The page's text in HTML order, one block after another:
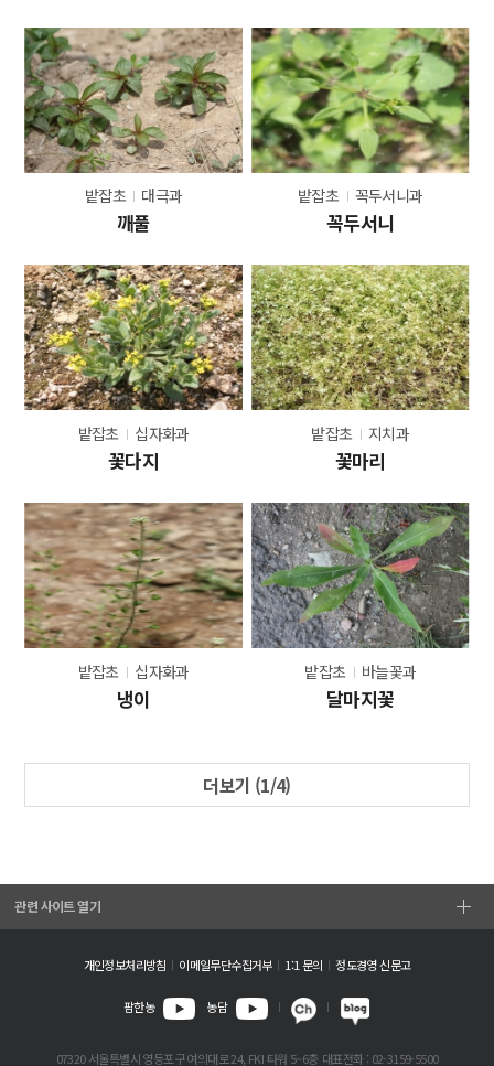
밭잡초 대극과
깨풀
밭잡초 꼭두서니과
꼭두서니
밭잡초 십자화과
꽃다지
밭잡초 지치과
꽃마리
밭잡초 십자화과
냉이
밭잡초 바늘꽃과
달마지꽃
더보기 (1/4)
개인정보처리방침 이메일무단수집거부 1:1 문의 정도경영 신문고
팜한농 농담
07320 서울특별시 영등포구 여의대로 24, FKI 타워 5~6층 대표전화 : 02-3159-5500
관련 사이트 열기